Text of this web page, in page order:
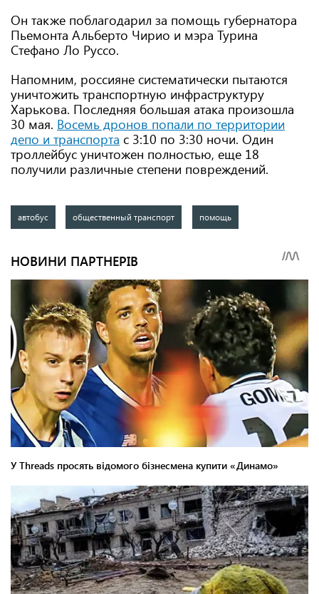
Он также поблагодарил за помощь губернатора
Пьемонта Альберто Чирио и мэра Турина
Стефано Ло Руссо.
Напомним, россияне систематически пытаются
уничтожить транспортную инфраструктуру
Харькова. Последняя большая атака произошла
30 мая. Восемь дронов попали по территории
депо и транспорта с 3:10 по 3:30 ночи. Один
троллейбус уничтожен полностью, еще 18
получили различные степени повреждений.
автобус общественный транспорт помощь